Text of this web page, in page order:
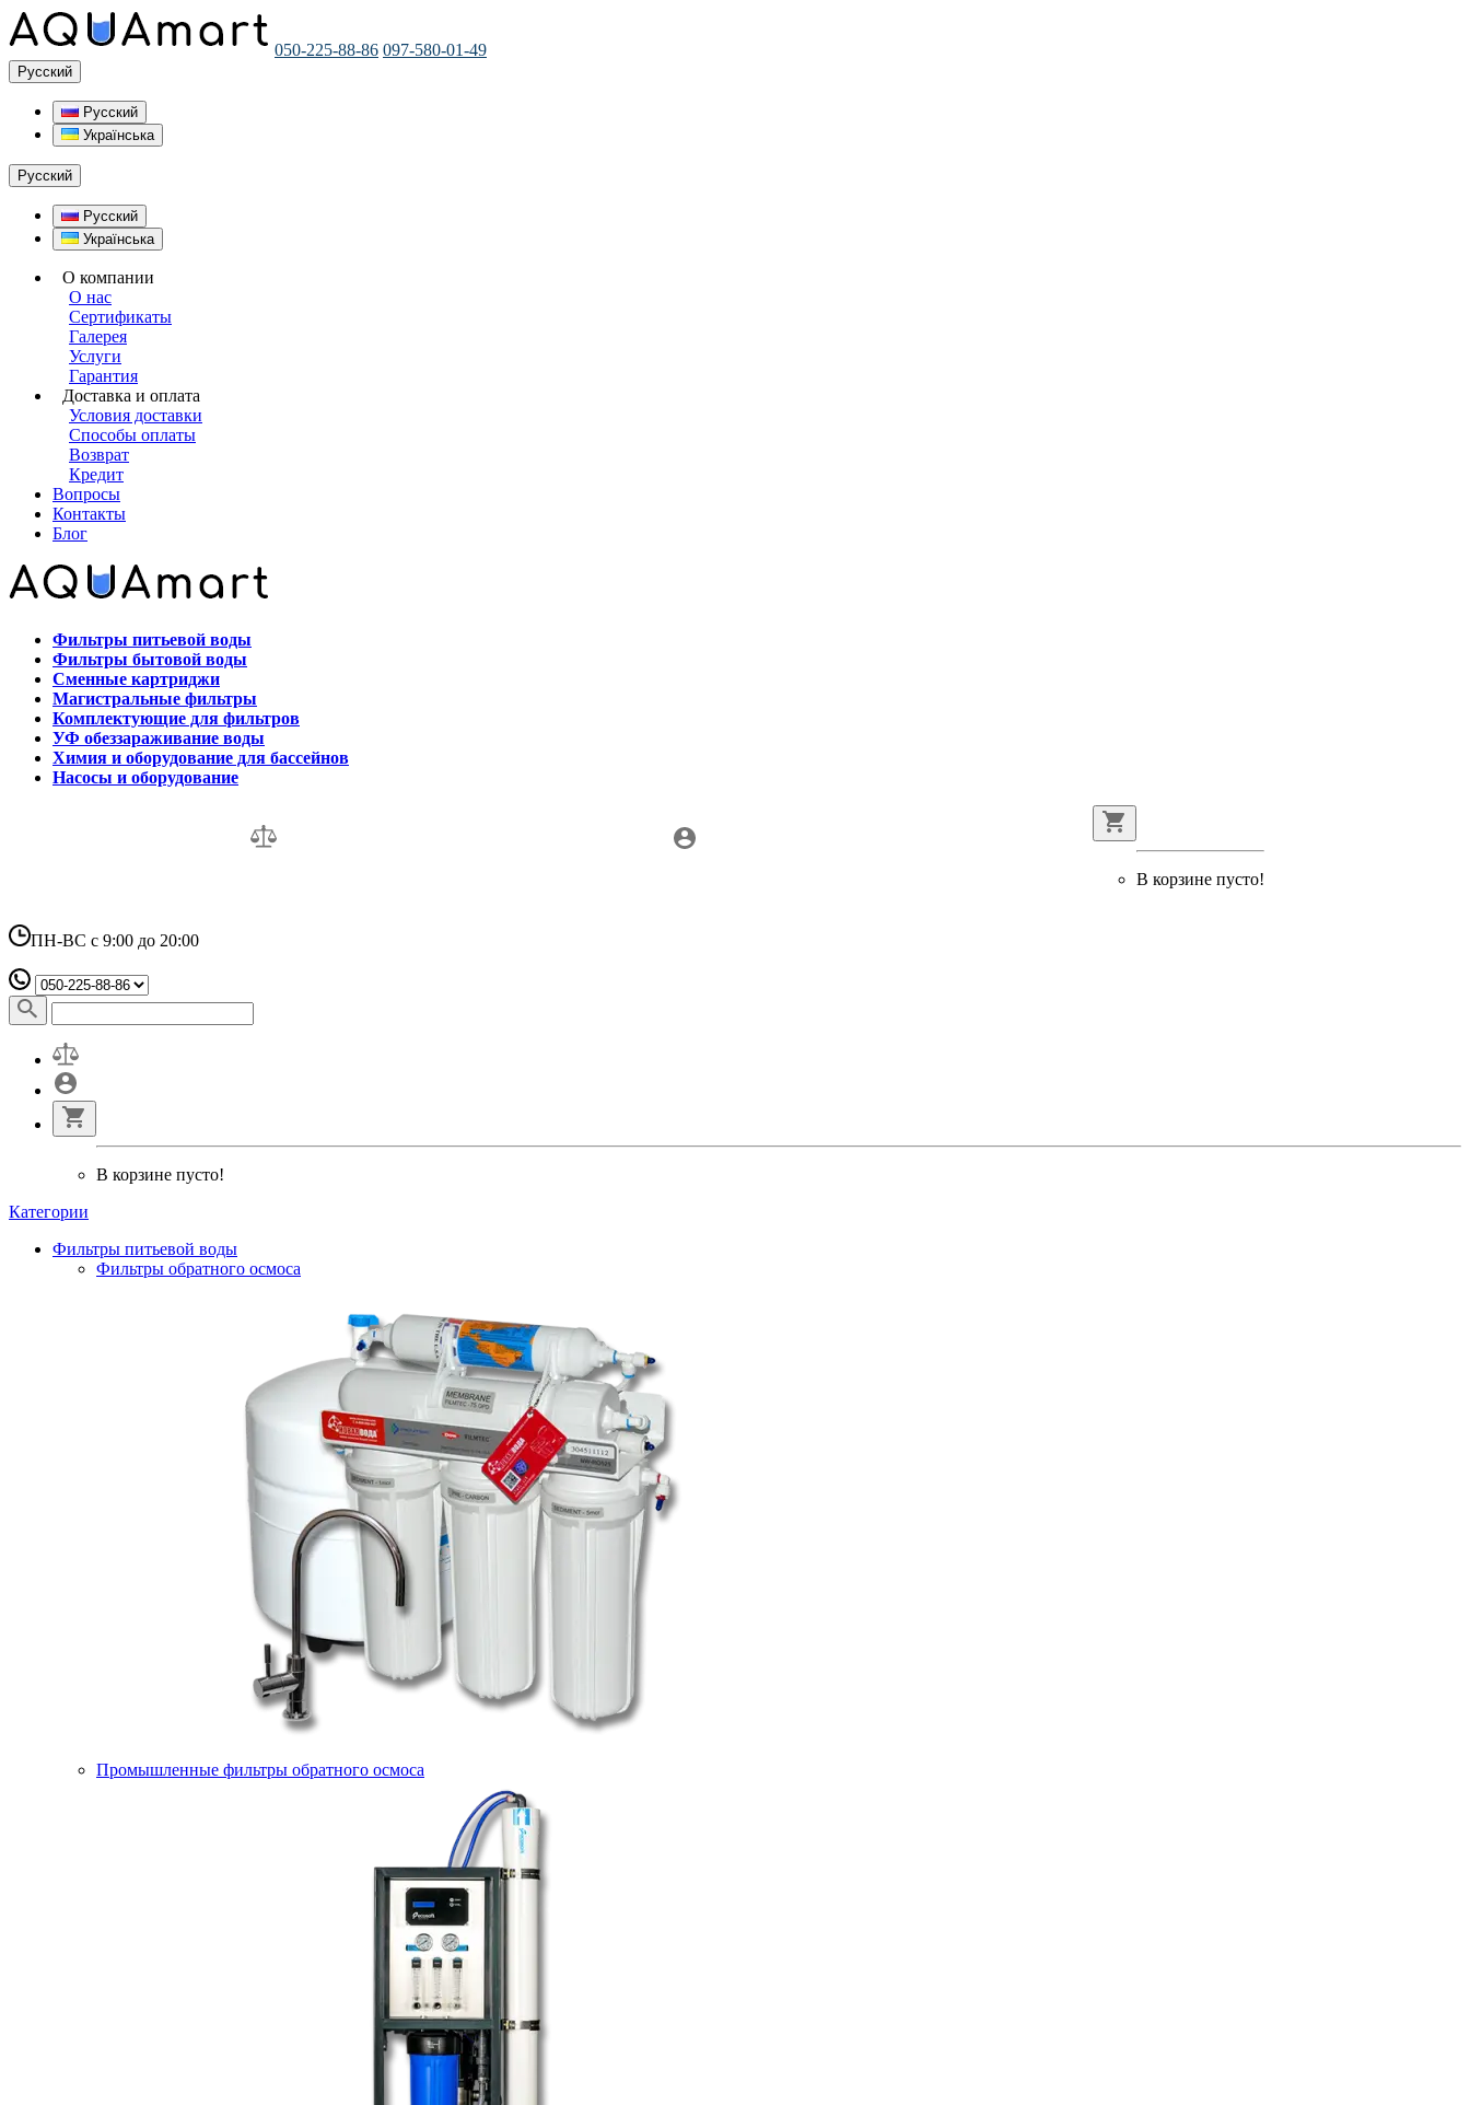
050-225-88-86 097-580-01-49
Русский
Русский
Українська
Русский
Русский
Українська
О компании
О нас
Сертификаты
Галерея
Услуги
Гарантия
Доставка и оплата
Условия доставки
Способы оплаты
Возврат
Кредит
Вопросы
Контакты
Блог
Фильтры питьевой воды
Фильтры бытовой воды
Сменные картриджи
Магистральные фильтры
Комплектующие для фильтров
УФ обеззараживание воды
Химия и оборудование для бассейнов
Насосы и оборудование
В корзине пусто!
ПН-ВС с 9:00 до 20:00
В корзине пусто!
Категории
Фильтры питьевой воды
Фильтры обратного осмоса
Промышленные фильтры обратного осмоса